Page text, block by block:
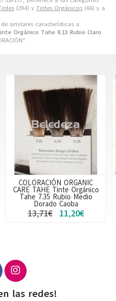
(294) y Tintes Orgánicos (66) y a
similares características a
Orgánico Tahe 8.13 Rubio Claro
COLORACIÓN ORGANIC
CARE TAHE Tinte Orgánico
Tahe 7.35 Rubio Medio
Dorado Caoba
13,71€ 11,20€
las redes!